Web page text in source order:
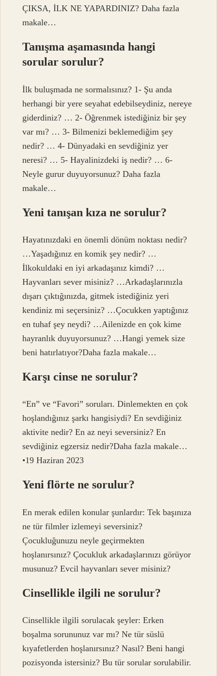
ÇIKSA, İLK NE YAPARDINIZ? Daha fazla
makale…
Tanışma aşamasında hangi
sorular sorulur?
İlk buluşmada ne sormalısınız? 1- Şu anda
herhangi bir yere seyahat edebilseydiniz, nereye
giderdiniz? … 2- Öğrenmek istediğiniz bir şey
var mı? … 3- Bilmenizi beklemediğim şey
nedir? … 4- Dünyadaki en sevdiğiniz yer
neresi? … 5- Hayalinizdeki iş nedir? … 6-
Neyle gurur duyuyorsunuz? Daha fazla
makale…
Yeni tanışan kıza ne sorulur?
Hayatınızdaki en önemli dönüm noktası nedir?
…Yaşadığınız en komik şey nedir? …
İlkokuldaki en iyi arkadaşınız kimdi? …
Hayvanları sever misiniz? …Arkadaşlarınızla
dışarı çıktığınızda, gitmek istediğiniz yeri
kendiniz mi seçersiniz? …Çocukken yaptığınız
en tuhaf şey neydi? …Ailenizde en çok kime
hayranlık duyuyorsunuz? …Hangi yemek size
beni hatırlatıyor?Daha fazla makale…
Karşı cinse ne sorulur?
“En” ve “Favori” soruları. Dinlemekten en çok
hoşlandığınız şarkı hangisiydi? En sevdiğiniz
aktivite nedir? En az neyi seversiniz? En
sevdiğiniz egzersiz nedir?Daha fazla makale…
•19 Haziran 2023
Yeni flörte ne sorulur?
En merak edilen konular şunlardır: Tek başınıza
ne tür filmler izlemeyi seversiniz?
Çocukluğunuzu neyle geçirmekten
hoşlanırsınız? Çocukluk arkadaşlarınızı görüyor
musunuz? Evcil hayvanları sever misiniz?
Cinsellikle ilgili ne sorulur?
Cinsellikle ilgili sorulacak şeyler: Erken
boşalma sorununuz var mı? Ne tür süslü
kıyafetlerden hoşlanırsınız? Nasıl? Beni hangi
pozisyonda istersiniz? Bu tür sorular sorulabilir.